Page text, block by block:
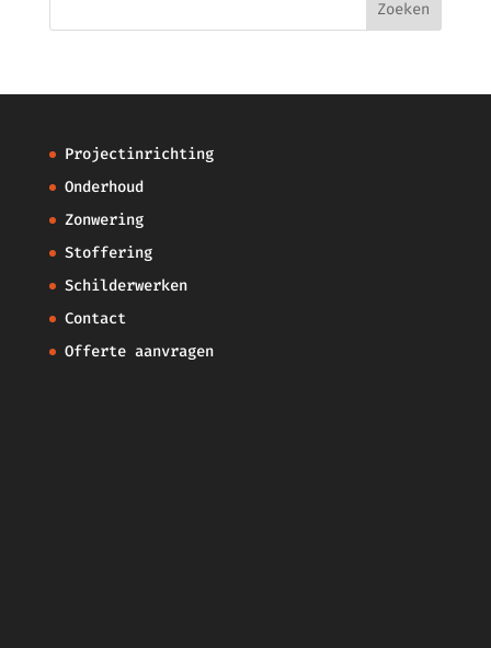
Projectinrichting
Onderhoud
Zonwering
Stoffering
Schilderwerken
Contact
Offerte aanvragen